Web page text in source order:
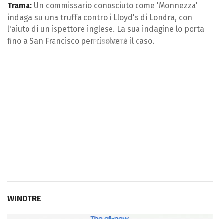
Trama: Un commissario conosciuto come 'Monnezza'
indaga su una truffa contro i Lloyd's di Londra, con
l'aiuto di un ispettore inglese. La sua indagine lo porta
fino a San Francisco per risolvere il caso.
WINDTRE